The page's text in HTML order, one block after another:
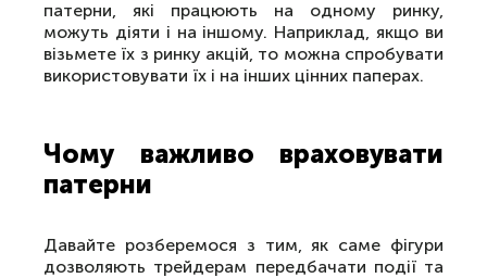
патерни, які працюють на одному ринку,
можуть діяти і на іншому. Наприклад, якщо ви
візьмете їх з ринку акцій, то можна спробувати
використовувати їх і на інших цінних паперах.
Чому важливо враховувати
патерни
Давайте розберемося з тим, як саме фігури
дозволяють трейдерам передбачати події та